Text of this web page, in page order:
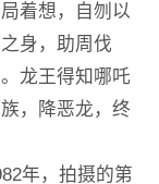
着想，自刎以
身，助周伐
龙王得知哪吒
，降恶龙，终
年，拍摄的第